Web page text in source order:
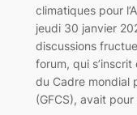
climatiques pour
jeudi 30 janvier
discussions
forum, qui
du Cadre mondial
(GFCS), avait